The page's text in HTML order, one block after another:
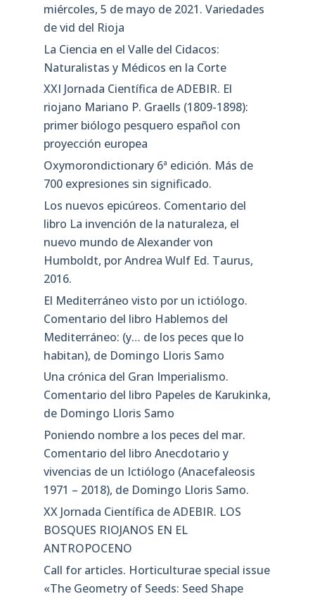
miércoles, 5 de mayo de 2021. Variedades
de vid del Rioja
La Ciencia en el Valle del Cidacos:
Naturalistas y Médicos en la Corte
XXI Jornada Científica de ADEBIR. El
riojano Mariano P. Graells (1809-1898):
primer biólogo pesquero español con
proyección europea
Oxymorondictionary 6ª edición. Más de
700 expresiones sin significado.
Los nuevos epicúreos. Comentario del
libro La invención de la naturaleza, el
nuevo mundo de Alexander von
Humboldt, por Andrea Wulf Ed. Taurus,
2016.
El Mediterráneo visto por un ictiólogo.
Comentario del libro Hablemos del
Mediterráneo: (y… de los peces que lo
habitan), de Domingo Lloris Samo
Una crónica del Gran Imperialismo.
Comentario del libro Papeles de Karukinka,
de Domingo Lloris Samo
Poniendo nombre a los peces del mar.
Comentario del libro Anecdotario y
vivencias de un Ictiólogo (Anacefaleosis
1971 – 2018), de Domingo Lloris Samo.
XX Jornada Científica de ADEBIR. LOS
BOSQUES RIOJANOS EN EL
ANTROPOCENO
Call for articles. Horticulturae special issue
«The Geometry of Seeds: Seed Shape